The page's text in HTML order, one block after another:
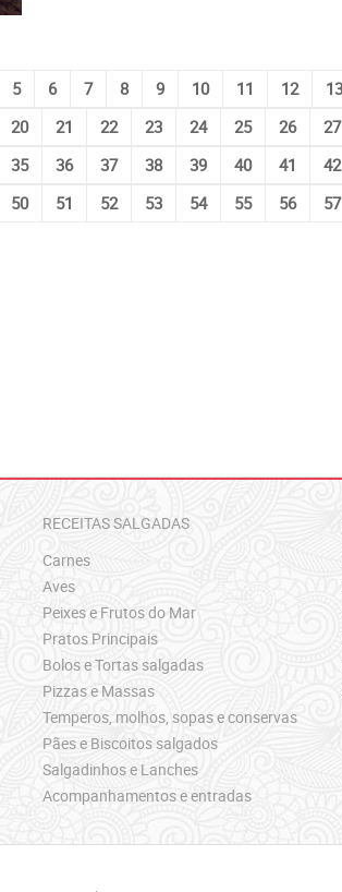
5 6 7 8 9 10 11 12 13
20 21 22 23 24 25 26 27
35 36 37 38 39 40 41 42
50 51 52 53 54 55 56 57
RECEITAS SALGADAS
Carnes
Aves
Peixes e Frutos do Mar
Pratos Principais
Bolos e Tortas salgadas
Pizzas e Massas
Temperos, molhos, sopas e conservas
Pães e Biscoitos salgados
Salgadinhos e Lanches
Acompanhamentos e entradas